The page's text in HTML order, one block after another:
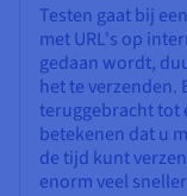
Testen gaat bij
met URL's op
gedaan wordt,
het te verzenden.
teruggebracht tot
betekenen dat u
de tijd kunt
enorm veel